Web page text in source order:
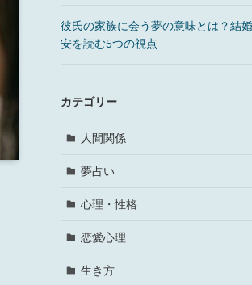
彼氏の家族に会う夢の意味とは？結
安を読む5つの視点
カテゴリー
人間関係
夢占い
心理・性格
恋愛心理
生き方